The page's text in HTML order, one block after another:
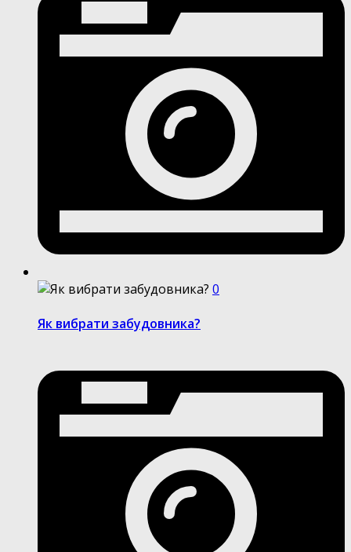
0
Як вибрати забудовника?